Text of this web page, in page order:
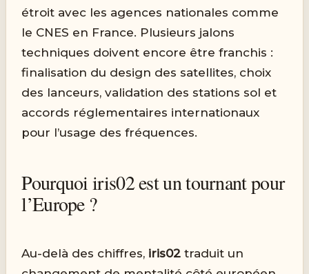
étroit avec les agences nationales comme
le CNES en France. Plusieurs jalons
techniques doivent encore être franchis :
finalisation du design des satellites, choix
des lanceurs, validation des stations sol et
accords réglementaires internationaux
pour l’usage des fréquences.
Pourquoi iris02 est un tournant pour
l’Europe ?
Au-delà des chiffres, iris02 traduit un